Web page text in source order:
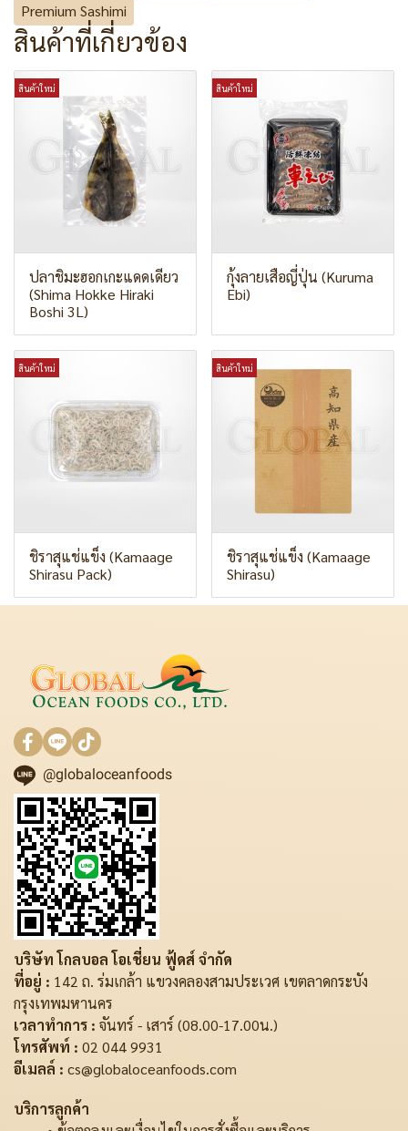
Premium Sashimi
สินค้าที่เกี่ยวข้อง
สินค้าใหม่
ปลาชิมะฮอกเกะแดดเดียว
(Shima Hokke Hiraki
Boshi 3L)
สินค้าใหม่
กุ้งลายเสือญี่ปุ่น (Kuruma
Ebi)
สินค้าใหม่
ชิราสุแช่แข็ง (Kamaage
Shirasu Pack)
สินค้าใหม่
ชิราสุแช่แข็ง (Kamaage
Shirasu)
@globaloceanfoods
บริษัท โกลบอล โอเชี่ยน ฟู้ดส์ จำกัด
ที่อยู่ : 142 ถ. ร่มเกล้า แขวงคลองสามประเวศ เขตลาดกระบัง
กรุงเทพมหานคร
เวลาทำการ : จันทร์ - เสาร์ (08.00-17.00น.)
โทรศัพท์ : 02 044 9931
อีเมลล์ : cs@globaloceanfoods.com
บริการลูกค้า